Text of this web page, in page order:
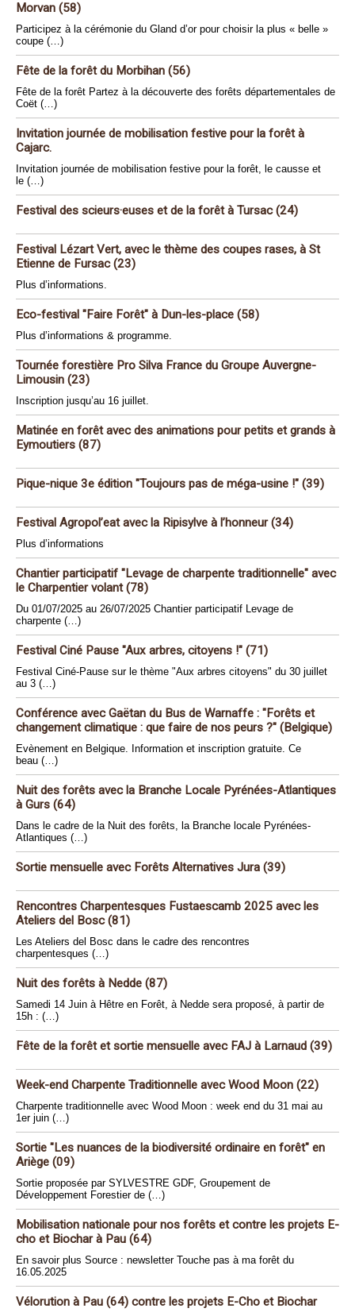
Morvan (58)
Participez à la cérémonie du Gland d’or pour choisir la plus « belle »
coupe (…)
Fête de la forêt du Morbihan (56)
Fête de la forêt Partez à la découverte des forêts départementales de
Coët (…)
Invitation journée de mobilisation festive pour la forêt à
Cajarc.
Invitation journée de mobilisation festive pour la forêt, le causse et
le (…)
Festival des scieurs·euses et de la forêt à Tursac (24)
Festival Lézart Vert, avec le thème des coupes rases, à St
Etienne de Fursac (23)
Plus d’informations.
Eco-festival "Faire Forêt" à Dun-les-place (58)
Plus d’informations & programme.
Tournée forestière Pro Silva France du Groupe Auvergne-
Limousin (23)
Inscription jusqu’au 16 juillet.
Matinée en forêt avec des animations pour petits et grands à
Eymoutiers (87)
Pique-nique 3e édition "Toujours pas de méga-usine !" (39)
Festival Agropol’eat avec la Ripisylve à l’honneur (34)
Plus d’informations
Chantier participatif "Levage de charpente traditionnelle" avec
le Charpentier volant (78)
Du 01/07/2025 au 26/07/2025 Chantier participatif Levage de
charpente (…)
Festival Ciné Pause "Aux arbres, citoyens !" (71)
Festival Ciné-Pause sur le thème "Aux arbres citoyens" du 30 juillet
au 3 (…)
Conférence avec Gaëtan du Bus de Warnaffe : "Forêts et
changement climatique : que faire de nos peurs ?" (Belgique)
Evènement en Belgique. Information et inscription gratuite. Ce
beau (…)
Nuit des forêts avec la Branche Locale Pyrénées-Atlantiques
à Gurs (64)
Dans le cadre de la Nuit des forêts, la Branche locale Pyrénées-
Atlantiques (…)
Sortie mensuelle avec Forêts Alternatives Jura (39)
Rencontres Charpentesques Fustaescamb 2025 avec les
Ateliers del Bosc (81)
Les Ateliers del Bosc dans le cadre des rencontres
charpentesques (…)
Nuit des forêts à Nedde (87)
Samedi 14 Juin à Hêtre en Forêt, à Nedde sera proposé, à partir de
15h : (…)
Fête de la forêt et sortie mensuelle avec FAJ à Larnaud (39)
Week-end Charpente Traditionnelle avec Wood Moon (22)
Charpente traditionnelle avec Wood Moon : week end du 31 mai au
1er juin (…)
Sortie "Les nuances de la biodiversité ordinaire en forêt" en
Ariège (09)
Sortie proposée par SYLVESTRE GDF, Groupement de
Développement Forestier de (…)
Mobilisation nationale pour nos forêts et contre les projets E-
cho et Biochar à Pau (64)
En savoir plus Source : newsletter Touche pas à ma forêt du
16.05.2025
Vélorution à Pau (64) contre les projets E-Cho et Biochar